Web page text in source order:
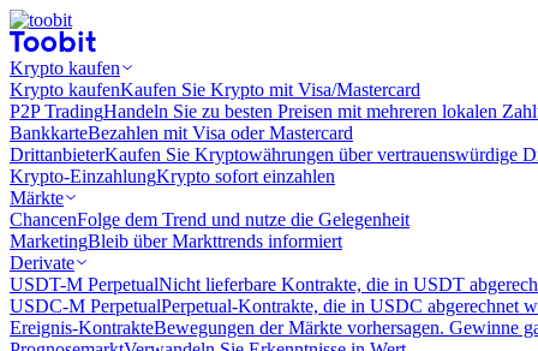
Krypto kaufen
Krypto kaufenKaufen Sie Krypto mit Visa/Mastercard
P2P TradingHandeln Sie zu besten Preisen mit mehreren lokalen
BankkarteBezahlen mit Visa oder Mastercard
DrittanbieterKaufen Sie Kryptowährungen über vertrauenswürdige
Krypto-EinzahlungKrypto sofort einzahlen
Märkte
ChancenFolge dem Trend und nutze die Gelegenheit
MarketingBleib über Markttrends informiert
Derivate
USDT-M PerpetualNicht lieferbare Kontrakte, die in USDT
USDC-M PerpetualPerpetual-Kontrakte, die in USDC abgerechnet
Ereignis-KontrakteBewegungen der Märkte vorhersagen. Gewinne